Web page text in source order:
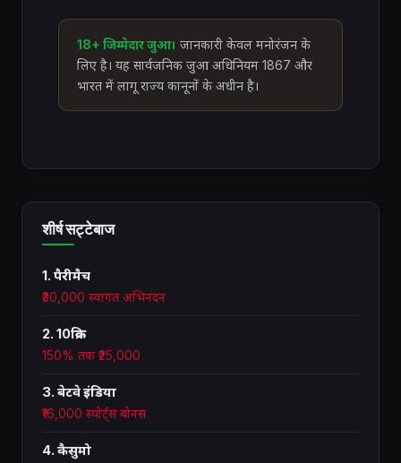
18+ जिम्मेदार जुआ। जानकारी केवल मनोरंजन के
लिए है। यह सार्वजनिक जुआ अधिनियम 1867 और
भारत में लागू राज्य कानूनों के अधीन है।
शीर्ष सट्टेबाज
1. पैरीमैच
₹30,000 स्वागत अभिनंदन
2. 10क्रिक
150% तक ₹25,000
3. बेटवे इंडिया
₹16,000 स्पोर्ट्स बोनस
4. कैसुमो